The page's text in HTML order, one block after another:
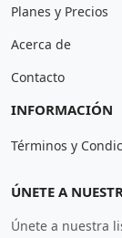
Planes y Precios
Acerca de
Contacto
INFORMACIÓN
Términos y
ÚNETE A
Únete a nuestra